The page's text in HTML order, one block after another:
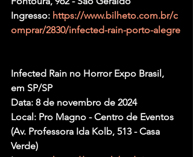
Ingresso: https://www.bilheto.com.br/c
omprar/2830/infected-rain-porto-alegre
Infected Rain no Horror Expo Brasil,
em SP/SP
Data: 8 de novembro de 2024
Local: Pro Magno - Centro de Eventos
(Av. Professora Ida Kolb, 513 - Casa
Verde)